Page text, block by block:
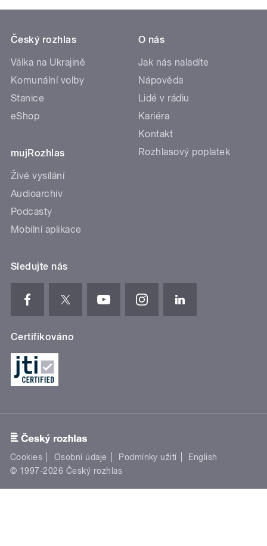
Český rozhlas
Válka na Ukrajině
Komunální volby
Stanice
eShop
mujRozhlas
Živé vysílání
Audioarchiv
Podcasty
Mobilní aplikace
O nás
Jak nás naladíte
Nápověda
Lidé v rádiu
Kariéra
Kontakt
Rozhlasový poplatek
Sledujte nás
Certifikováno
Cookies Osobní údaje Podmínky užití
English
© 1997-2026 Český rozhlas